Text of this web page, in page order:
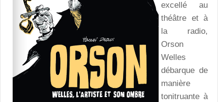
excellé au
théâtre et à
la radio,
Orson
Welles
débarque de
manière
tonitruante à